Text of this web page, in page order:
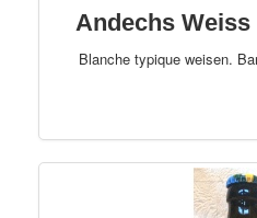
Andechs Weiss
Blanche typique weisen.